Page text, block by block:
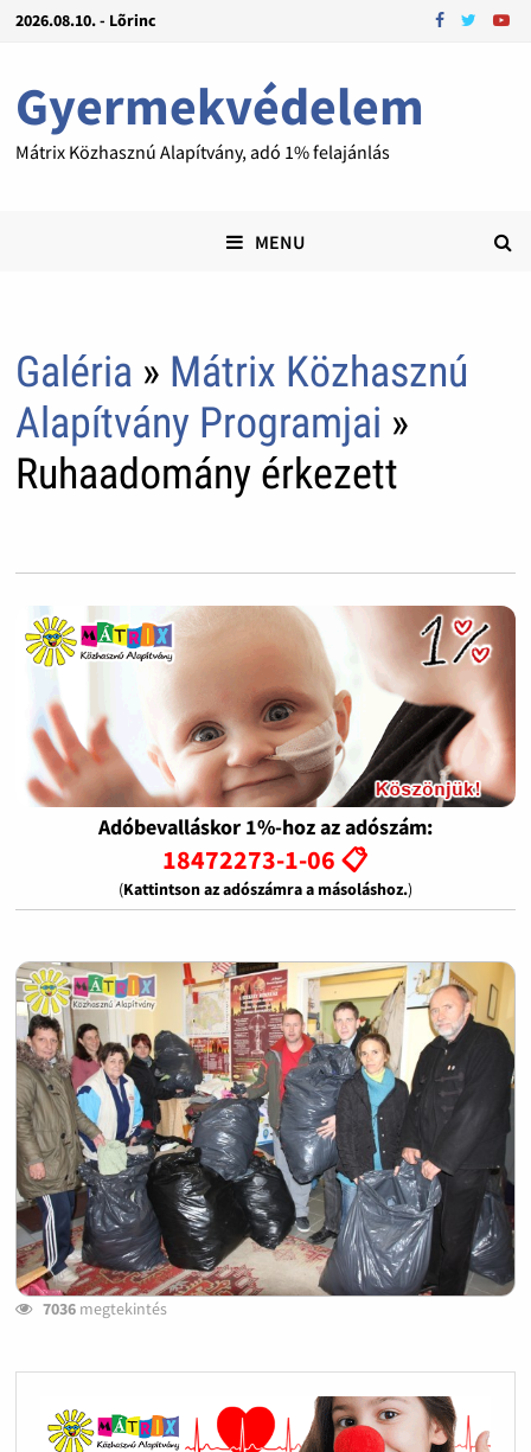
2026.08.10. - Lõrinc
Gyermekvédelem
Mátrix Közhasznú Alapítvány, adó 1% felajánlás
MENU
Galéria » Mátrix Közhasznú
Alapítvány Programjai »
Ruhaadomány érkezett
Adóbevalláskor 1%-hoz az adószám:
18472273-1-06 📋
(Kattintson az adószámra a másoláshoz.)
7036megtekintés